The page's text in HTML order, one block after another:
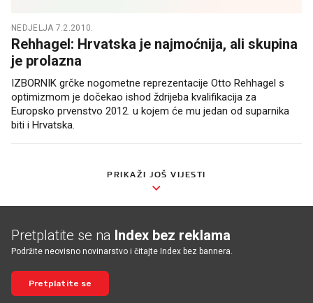
NEDJELJA 7.2.2010.
Rehhagel: Hrvatska je najmoćnija, ali skupina
je prolazna
IZBORNIK grčke nogometne reprezentacije Otto Rehhagel s
optimizmom je dočekao ishod ždrijeba kvalifikacija za
Europsko prvenstvo 2012. u kojem će mu jedan od suparnika
biti i Hrvatska.
PRIKAŽI JOŠ VIJESTI
Pretplatite se na Index bez reklama
Podržite neovisno novinarstvo i čitajte Index bez bannera.
Pretplatite se